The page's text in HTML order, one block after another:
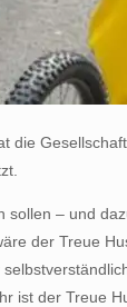
– und
der Treue
ist der Treue